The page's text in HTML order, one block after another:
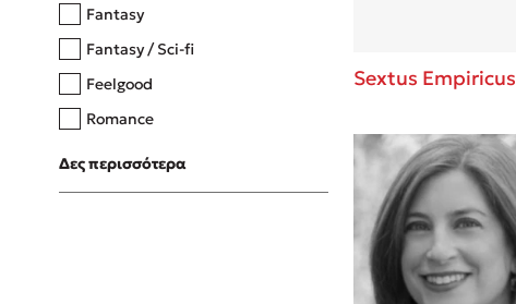
Fantasy
Fantasy / Sci-fi
Feelgood
Romance
Upmarket
Young Adult
Δες περισσότερα
Sextus Empiricus